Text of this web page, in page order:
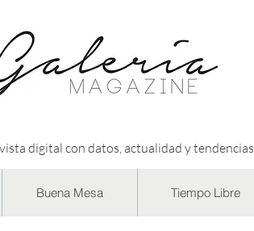
digital con datos, actualidad y tendencias
Buena Mesa Tiempo Libre